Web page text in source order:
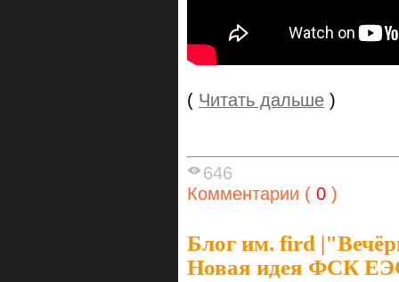
( Читать дальше )
646
Комментарии ( 0 )
Блог им. fird |
Новая идея ФСК